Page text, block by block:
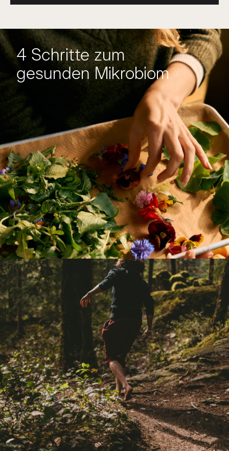
4 Schritte zum
gesunden Mikrobiom